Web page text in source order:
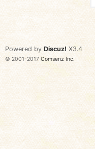
Powered by Discuz! X3.4
© 2001-2017 Comsenz Inc.